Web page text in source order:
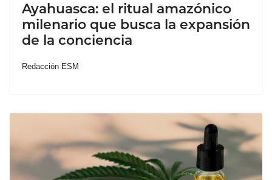
Ayahuasca: el ritual amazónico
milenario que busca la expansión
de la conciencia
Redacción ESM